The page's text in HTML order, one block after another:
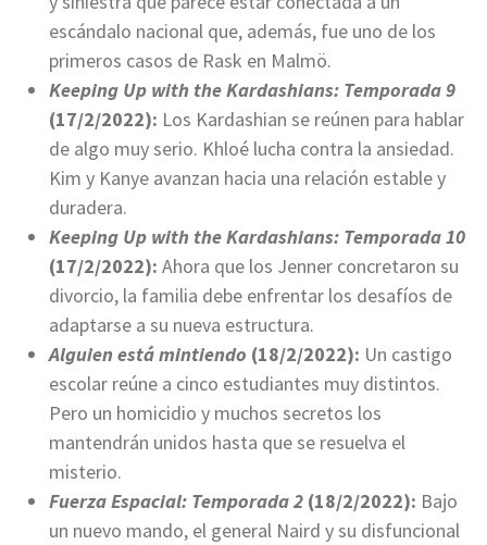
escándalo nacional que, además, fue uno de los
primeros casos de Rask en Malmö.
Keeping Up with the Kardashians: Temporada 9
(17/2/2022): Los Kardashian se reúnen para hablar
de algo muy serio. Khloé lucha contra la ansiedad.
Kim y Kanye avanzan hacia una relación estable y
duradera.
Keeping Up with the Kardashians: Temporada 10
(17/2/2022): Ahora que los Jenner concretaron su
divorcio, la familia debe enfrentar los desafíos de
adaptarse a su nueva estructura.
Alguien está mintiendo (18/2/2022): Un castigo
escolar reúne a cinco estudiantes muy distintos.
Pero un homicidio y muchos secretos los
mantendrán unidos hasta que se resuelva el
misterio.
Fuerza Espacial: Temporada 2 (18/2/2022): Bajo
un nuevo mando, el general Naird y su disfuncional